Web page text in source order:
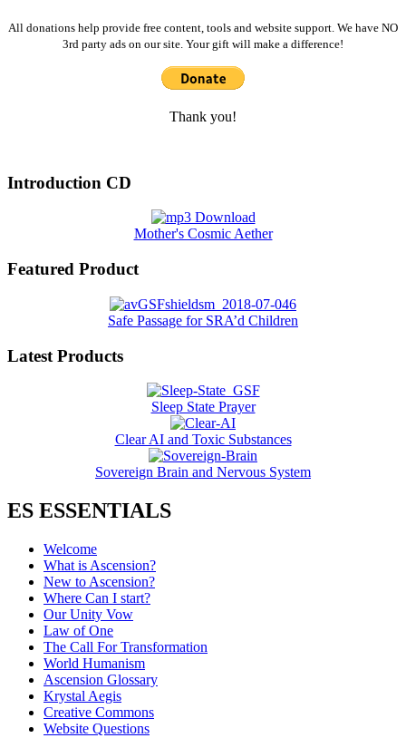
All donations help provide free content, tools and website support. We have NO
3rd party ads on our site. Your gift will make a difference!
Thank you!
Introduction CD
Mother's Cosmic Aether
Featured Product
Safe Passage for SRA’d Children
Latest Products
Sleep State Prayer
Clear AI and Toxic Substances
Sovereign Brain and Nervous System
ES ESSENTIALS
Welcome
What is Ascension?
New to Ascension?
Where Can I start?
Our Unity Vow
Law of One
The Call For Transformation
World Humanism
Ascension Glossary
Krystal Aegis
Creative Commons
Website Questions